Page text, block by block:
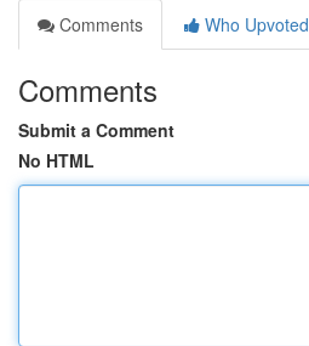
Comments
Who Upvoted
Comments
Submit a Comment
No HTML